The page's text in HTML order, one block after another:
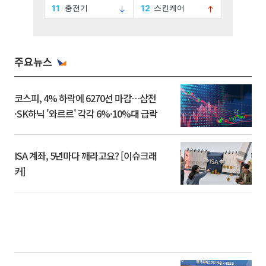
주요뉴스
코스피, 4% 하락에 6270선 마감…삼전
·SK하닉 '와르르' 각각 6%·10%대 급락
ISA 계좌, 5년마다 깨라고요? [이슈크래
커]